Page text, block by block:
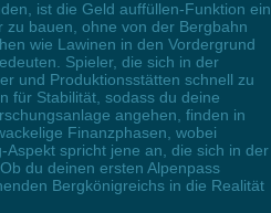
ist die Geld auffüllen-Funktion ein
bauen, ohne von der Bergbahn
wie Lawinen in den Vordergrund
Spieler, die sich in der
und Produktionsstätten schnell zu
für Stabilität, sodass du deine
angehen, finden in
Finanzphasen, wobei
spricht jene an, die sich in der
du deinen ersten Alpenpass
Bergkönigreichs in die Realität